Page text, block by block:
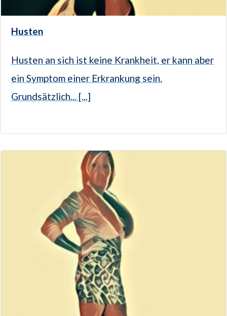
Husten
Husten an sich ist keine Krankheit, er kann aber
ein Symptom einer Erkrankung sein.
Grundsätzlich... [...]